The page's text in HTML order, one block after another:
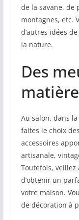
de la savane, de
montagnes, etc.
d’autres idées
la nature.
Des
Au salon, dans
faites le choix des
accessoires
artisanale,
Toutefois, veillez
d’obtenir un
votre maison.
de décoration à